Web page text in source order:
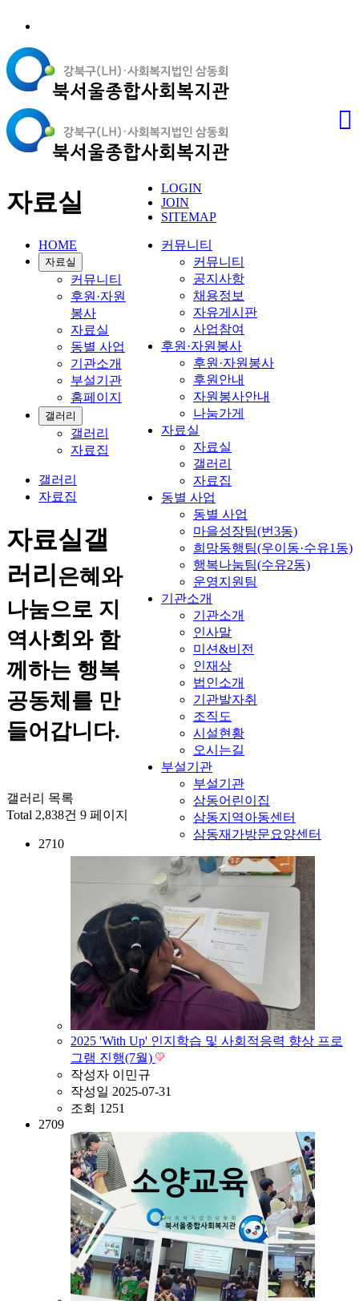
LOGIN
JOIN
SITEMAP
커뮤니티
커뮤니티
공지사항
채용정보
자유게시판
사업참여
후원·자원봉사
후원·자원봉사
후원안내
자원봉사안내
나눔가게
자료실
자료실
갤러리
자료집
동별 사업
동별 사업
마을성장팀(번3동)
희망동행팀(우이동·수유1동)
행복나눔팀(수유2동)
운영지원팀
기관소개
기관소개
인사말
미션&비전
인재상
법인소개
기관발자취
조직도
시설현황
오시는길
부설기관
부설기관
삼동어린이집
삼동지역아동센터
삼동재가방문요양센터
자료실
HOME
자료실
커뮤니티
후원·자원
봉사
자료실
동별 사업
기관소개
부설기관
홈페이지
갤러리
갤러리
자료집
갤러리
자료집
자료실갤
러리은혜와
나눔으로 지
역사회와 함
께하는 행복
공동체를 만
들어갑니다.
갤러리 목록
Total 2,838건 9 페이지
2710
2025 'With Up' 인지학습 및 사회적응력 향상 프로
그램 진행(7월)
작성자 이민규
작성일 2025-07-31
조회 1251
2709